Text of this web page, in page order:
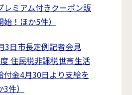
レミアム付きクーポン販
！ほか5件）
3日市長定例記者会見
度 住民税非課税世帯生活
付金4月30日より支給を
件）